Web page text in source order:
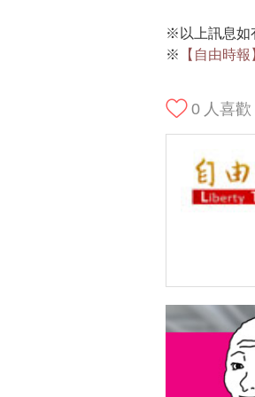
※以上訊息如
※
【自由時報
0 人喜歡